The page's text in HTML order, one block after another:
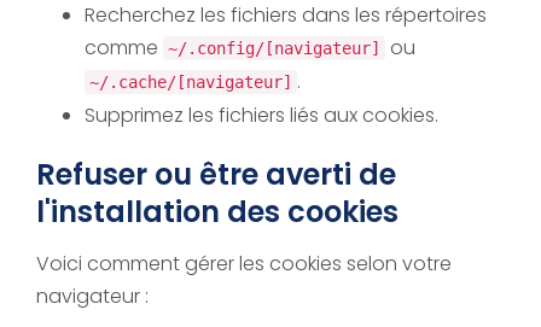
Recherchez les fichiers dans les répertoires
comme ~/.config/[navigateur] ou
~/.cache/[navigateur] .
Supprimez les fichiers liés aux cookies.
Refuser ou être averti de
l'installation des cookies
Voici comment gérer les cookies selon votre
navigateur :